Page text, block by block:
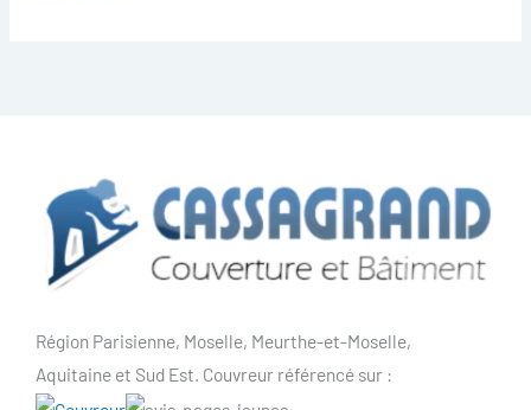
Région Parisienne, Moselle, Meurthe-et-Moselle,
Aquitaine et Sud Est. Couvreur référencé sur :